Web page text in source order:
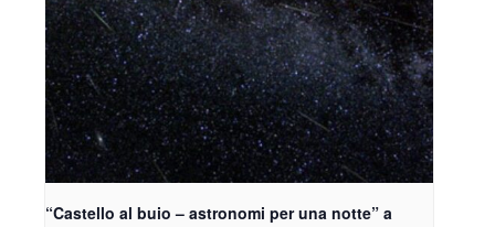
“Castello al buio – astronomi per una notte” a